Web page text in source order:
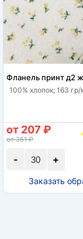
Фланель принт д2
100% хлопок; 163
+
-
от 207 ₽
от 351 ₽
Заказать